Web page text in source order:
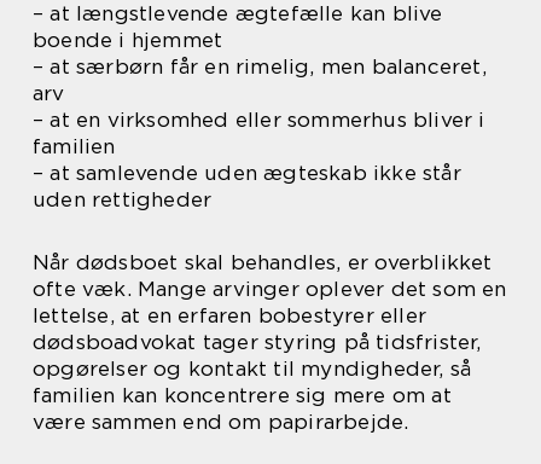
– at længstlevende ægtefælle kan blive
boende i hjemmet
– at særbørn får en rimelig, men balanceret,
arv
– at en virksomhed eller sommerhus bliver i
familien
– at samlevende uden ægteskab ikke står
uden rettigheder
Når dødsboet skal behandles, er overblikket
ofte væk. Mange arvinger oplever det som en
lettelse, at en erfaren bobestyrer eller
dødsboadvokat tager styring på tidsfrister,
opgørelser og kontakt til myndigheder, så
familien kan koncentrere sig mere om at
være sammen end om papirarbejde.